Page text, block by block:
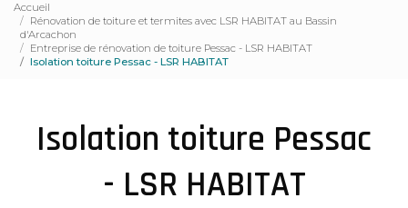
Accueil
Rénovation de toiture et termites avec LSR HABITAT au Bassin
d'Arcachon
Entreprise de rénovation de toiture Pessac - LSR HABITAT
Isolation toiture Pessac - LSR HABITAT
Isolation toiture Pessac
- LSR HABITAT